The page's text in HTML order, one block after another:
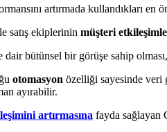
artırmada kullandıkları
satış ekiplerinin müşteri
dair bütünsel bir görüşe sahip olması,
otomasyon özelliği sayesinde veri
ayırabilir.
artırmasına fayda sağlayan